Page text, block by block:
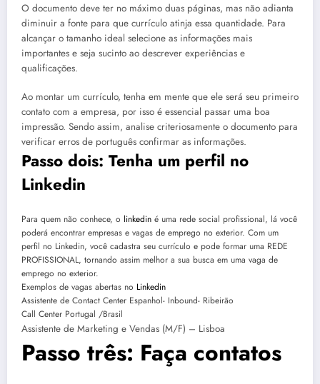
O documento deve ter no máximo duas páginas, mas não adianta
diminuir a fonte para que currículo atinja essa quantidade. Para
alcançar o tamanho ideal selecione as informações mais
importantes e seja sucinto ao descrever experiências e
qualificações.
Ao montar um currículo, tenha em mente que ele será seu primeiro
contato com a empresa, por isso é essencial passar uma boa
impressão. Sendo assim, analise criteriosamente o documento para
verificar erros de português confirmar as informações.
Passo dois: Tenha um perfil no
Linkedin
Para quem não conhece, o linkedin é uma rede social profissional, lá você
poderá encontrar empresas e vagas de emprego no exterior. Com um
perfil no Linkedin, você cadastra seu currículo e pode formar uma REDE
PROFISSIONAL, tornando assim melhor a sua busca em uma vaga de
emprego no exterior.
Exemplos de vagas abertas no Linkedin
Assistente de Contact Center Espanhol- Inbound- Ribeirão
Call Center Portugal /Brasil
Assistente de Marketing e Vendas (M/F) – Lisboa
Passo três: Faça contatos